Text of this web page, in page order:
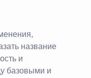
название
и
базовыми и